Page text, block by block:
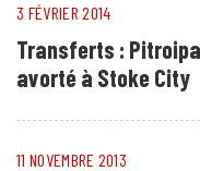
3 FÉVRIER 2014
Transferts :
avorté à Stoke City
11 NOVEMBRE 2013